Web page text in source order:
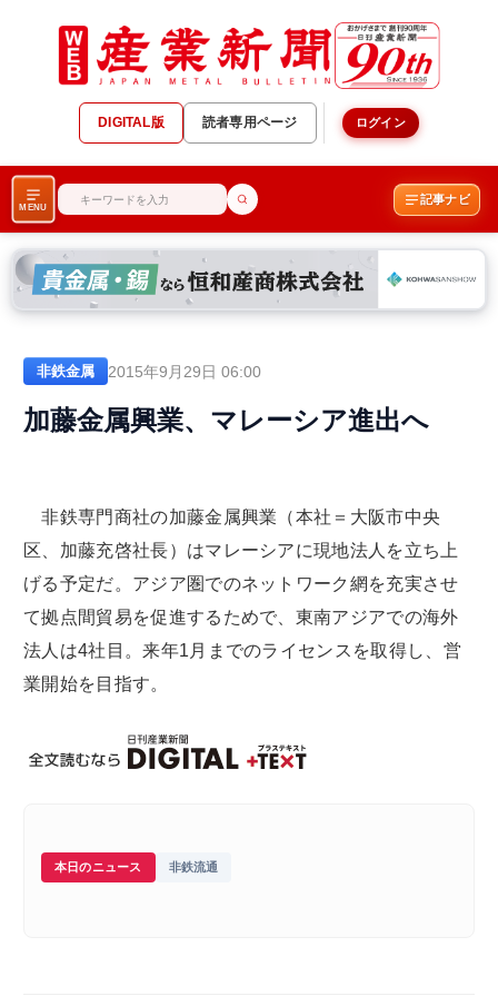
DIGITAL版 読者専用ページ ログイン
MENU
記事ナビ
非鉄金属 2015年9月29日 06:00
加藤金属興業、マレーシア進出へ
非鉄専門商社の加藤金属興業（本社＝大阪市中央
区、加藤充啓社長）はマレーシアに現地法人を立ち上
げる予定だ。アジア圏でのネットワーク網を充実させ
て拠点間貿易を促進するためで、東南アジアでの海外
法人は4社目。来年1月までのライセンスを取得し、営
業開始を目指す。
本日のニュース 非鉄流通